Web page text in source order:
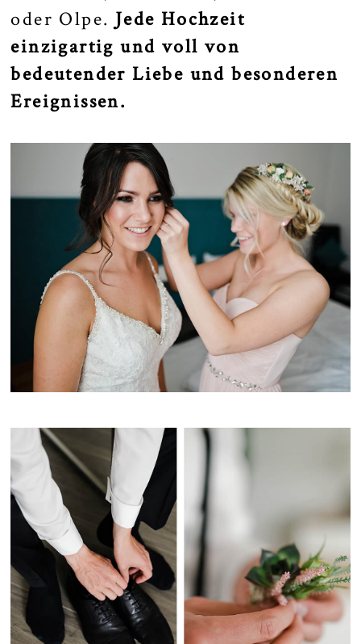
oder Olpe. Jede Hochzeit
einzigartig und voll von
bedeutender Liebe und besonderen
Ereignissen.